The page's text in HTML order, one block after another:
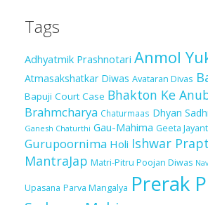
Tags
Adhyatmik Prashnotari Anmol
Atmasakshatkar Diwas Avataran Divas
Bapuji Court Case Bhakton Ke
Brahmcharya Chaturmaas Dhyan
Ganesh Chaturthi Gau-Mahima Geeta
Gurupoornima Holi Ishwar
MantraJap Matri-Pitru Poojan Diwas
Upasana Parva Mangalya Prerak